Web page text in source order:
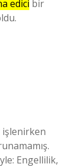
edici bir
işlenirken
Engellilik,